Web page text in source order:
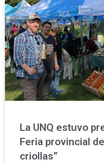
La UNQ estuvo
Feria provincial
criollas”